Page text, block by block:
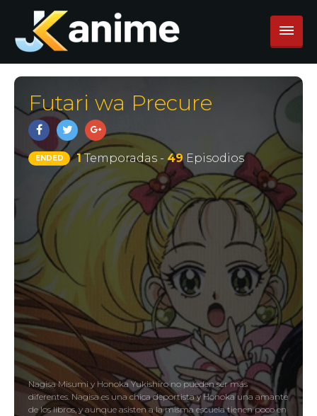
Futari wa Precure
ENDED 1Temporadas - 49Episodios
Nagisa Misumi y Honoka Yukishiro no pueden ser más
diferentes. Nagisa es una chica deportista y Honoka una amante
de los libros, y aunque asisten a la misma escuela tienen poco en